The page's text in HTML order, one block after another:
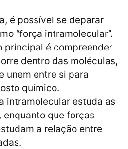
é possível se deparar
“força intramolecular”.
principal é compreender
dentro das moléculas,
unem entre si para
químico.
intramolecular estuda as
, enquanto que forças
a relação entre